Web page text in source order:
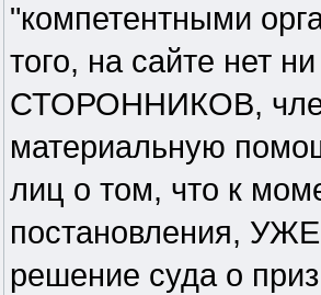
"компетентными
того, на сайте нет
СТОРОННИКОВ,
материальную
лиц о том, что к
постановления,
решение суда о